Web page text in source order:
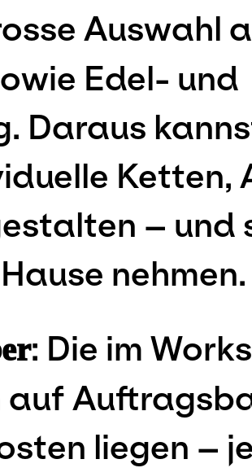
Auswahl
Edel- und
Daraus
Ketten,
– und
nehmen.
: Die im
liegen –